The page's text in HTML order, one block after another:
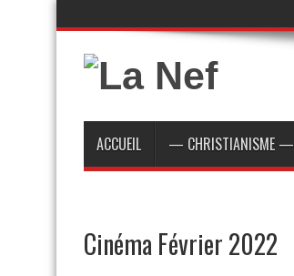
ACCUEIL — CHRISTIANISME —
Cinéma Février 2022